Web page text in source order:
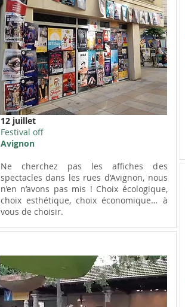
12 juillet
Festival off
Avignon
Ne cherchez pas les affiches des
spectacles dans les rues d’Avignon, nous
n’en n’avons pas mis ! Choix écologique,
choix esthétique, choix économique… à
vous de choisir.